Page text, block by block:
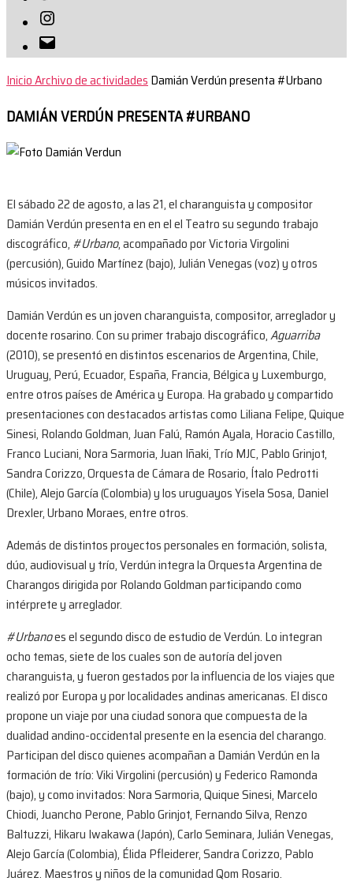
Instagram
Correo
electrónico
InicioArchivo de actividadesDamián Verdún presenta #Urbano
DAMIÁN VERDÚN PRESENTA #URBANO
El sábado 22 de agosto, a las 21, el charanguista y compositor
Damián Verdún presenta en en el el Teatro su segundo trabajo
discográfico, #Urbano, acompañado por Victoria Virgolini
(percusión), Guido Martínez (bajo), Julián Venegas (voz) y otros
músicos invitados.
Damián Verdún es un joven charanguista, compositor, arreglador y
docente rosarino. Con su primer trabajo discográfico,Aguarriba
(2010), se presentó en distintos escenarios de Argentina, Chile,
Uruguay, Perú, Ecuador, España, Francia, Bélgica y Luxemburgo,
entre otros países de América y Europa. Ha grabado y compartido
presentaciones con destacados artistas como Liliana Felipe, Quique
Sinesi, Rolando Goldman, Juan Falú, Ramón Ayala, Horacio Castillo,
Franco Luciani, Nora Sarmoria, Juan Iñaki, Trío MJC, Pablo Grinjot,
Sandra Corizzo, Orquesta de Cámara de Rosario, Ítalo Pedrotti
(Chile), Alejo García (Colombia) y los uruguayos Yisela Sosa, Daniel
Drexler, Urbano Moraes, entre otros.
Además de distintos proyectos personales en formación, solista,
dúo, audiovisual y trío, Verdún integra la Orquesta Argentina de
Charangos dirigida por Rolando Goldman participando como
intérprete y arreglador.
#Urbanoes el segundo disco de estudio de Verdún. Lo integran
ocho temas, siete de los cuales son de autoría del joven
charanguista, y fueron gestados por la influencia de los viajes que
realizó por Europa y por localidades andinas americanas. El disco
propone un viaje por una ciudad sonora que compuesta de la
dualidad andino-occidental presente en la esencia del charango.
Participan del disco quienes acompañan a Damián Verdún en la
formación de trío: Viki Virgolini (percusión) y Federico Ramonda
(bajo), y como invitados: Nora Sarmoria, Quique Sinesi, Marcelo
Chiodi, Juancho Perone, Pablo Grinjot, Fernando Silva, Renzo
Baltuzzi, Hikaru Iwakawa (Japón), Carlo Seminara, Julián Venegas,
Alejo García (Colombia), Élida Pfleiderer, Sandra Corizzo, Pablo
Juárez. Maestros y niños de la comunidad Qom Rosario.